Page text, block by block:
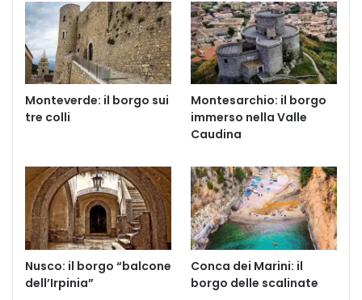
Monteverde: il borgo sui
tre colli
Montesarchio: il borgo
immerso nella Valle
Caudina
Nusco: il borgo “balcone
dell’Irpinia”
Conca dei Marini: il
borgo delle scalinate